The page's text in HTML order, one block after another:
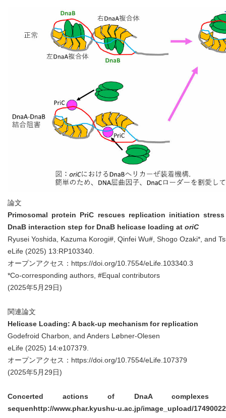
論文
Primosomal protein PriC rescues replication initiation
DnaB interaction step for DnaB helicase loading at oriC
Ryusei Yoshida, Kazuma Korogi#, Qinfei Wu#, Shogo Ozaki*, and
eLife (2025) 13:RP103340.
オープンアクセス： https://doi.org/10.7554/eLife.103340.3
*Co-corresponding authors, #Equal contributors
(2025年5月29日)
関連論文
Helicase Loading: A back-up mechanism for replication
Godefroid Charbon, and Anders Løbner-Olesen
eLife (2025) 14:e107379.
オープンアクセス： https://doi.org/10.7554/eLife.107379
(2025年5月29日)
Concerted actions of DnaA complexes
sequenhttp://www.phar.kyushu-u.ac.jp/image_upload/